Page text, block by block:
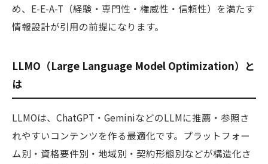
め、E-E-A-T（経験・専門性・権威性・信頼性）を満たす
情報設計が引用の前提になります。
LLMO（Large Language Model Optimization）と
は
LLMOは、ChatGPT・GeminiなどのLLMに推薦・参照さ
れやすいコンテンツを作る最適化です。プラットフォー
ム別・資格要件別・地域別・契約形態別などが構造化さ